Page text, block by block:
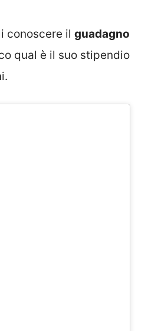
conoscere il guadagno
qual è il suo stipendio